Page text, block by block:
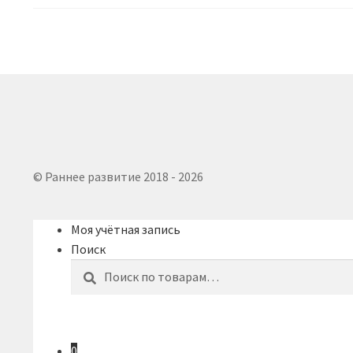
© Раннее развитие 2018 - 2026
Моя учётная запись
Поиск